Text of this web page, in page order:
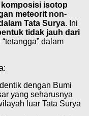
komposisi isotop
meteorit non-
Tata Surya. Ini
tidak jauh dari
dalam
dengan Bumi
yang seharusnya
luar Tata Surya